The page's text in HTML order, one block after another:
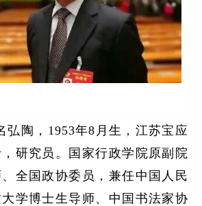
弘陶，1953年8月生，江苏宝应
研究员。国家行政学院原副院
全国政协委员，兼任中国人民
学博士生导师、中国书法家协